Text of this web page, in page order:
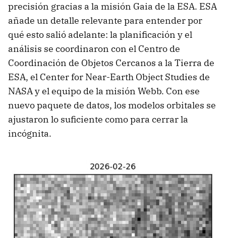
precisión gracias a la misión Gaia de la ESA. ESA
añade un detalle relevante para entender por
qué esto salió adelante: la planificación y el
análisis se coordinaron con el Centro de
Coordinación de Objetos Cercanos a la Tierra de
ESA, el Center for Near-Earth Object Studies de
NASA y el equipo de la misión Webb. Con ese
nuevo paquete de datos, los modelos orbitales se
ajustaron lo suficiente como para cerrar la
incógnita.